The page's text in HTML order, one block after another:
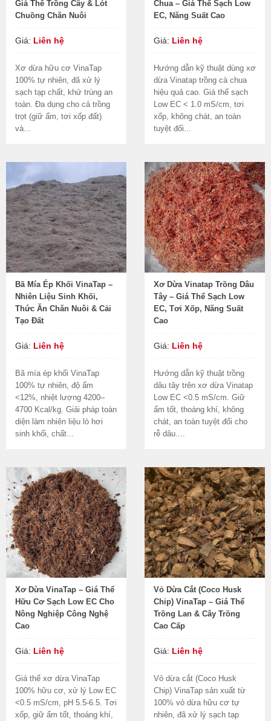
Giá Thể Trồng Cây & Lót
Chuồng Chăn Nuôi
Giá: Liên hệ
Xơ dừa hữu cơ VinaTap
100% tự nhiên, đã xử lý
sạch tạp chất, khử trùng an
toàn. Đa dụng cho cả trồng
trọt (giữ ẩm, tơi xốp đất)
và...
Chua – Giá Thể Sạch Low
EC, Năng Suất Cao
Giá: Liên hệ
Hướng dẫn kỹ thuật dùng xơ
dừa Vinatap trồng cà chua
hiệu quả cao. Giá thể sạch
Low EC < 1.0 mS/cm, tơi
xốp, không chát, an toàn
tuyệt đối...
Bã Mía Ép Khối VinaTap –
Nhiên Liệu Sinh Khối,
Thức Ăn Chăn Nuôi & Cải
Tạo Đất
Giá: Liên hệ
Bã mía ép khối VinaTap
100% tự nhiên, độ ẩm
<12%, nhiệt lượng 4200–
4700 Kcal/kg. Giải pháp toàn
diện làm nhiên liệu lò hơi
sinh khối, chất...
Xơ Dừa Vinatap Trồng Dâu
Tây – Giá Thể Sạch Low
EC, Tơi Xốp, Năng Suất
Cao
Giá: Liên hệ
Hướng dẫn kỹ thuật trồng
dâu tây trên xơ dừa Vinatap
Low EC <0.5 mS/cm. Giữ
ẩm tốt, thoáng khí, không
chát, an toàn tuyệt đối cho
rễ dâu....
Xơ Dừa VinaTap – Giá Thể
Hữu Cơ Sạch Low EC Cho
Nông Nghiệp Công Nghệ
Cao
Giá: Liên hệ
Giá thể xơ dừa VinaTap
100% hữu cơ, xử lý Low EC
<0.5 mS/cm, pH 5.5-6.5. Tơi
xốp, giữ ẩm tốt, thoáng khí,
Vỏ Dừa Cắt (Coco Husk
Chip) VinaTap – Giá Thể
Trồng Lan & Cây Trồng
Cao Cấp
Giá: Liên hệ
Vỏ dừa cắt (Coco Husk
Chip) VinaTap sản xuất từ
100% vỏ dừa hữu cơ tự
nhiên, đã xử lý sạch tạp